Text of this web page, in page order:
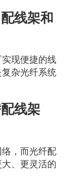
线架和
现便捷的线
杂光纤系统
线架
，而光纤配
、更灵活的